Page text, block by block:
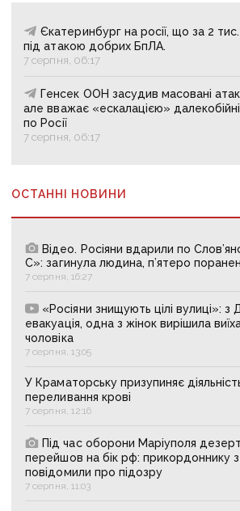
Єкатеринбург на росії, що за 2 тис.
під атакою добрих БпЛА.
7 серпня, 06:17
Генсек ООН засудив масовані
але вважає «ескалацією»
по Росії
7 серпня, 06:17
ОСТАННІ НОВИНИ
Відео. Росіяни вдарили по
С»: загинула людина, п’ятеро
7 серпня, 16:27
«Росіяни знищують цілі вулиці»: з
евакуація, одна з жінок вирішила
чоловіка
7 серпня, 13:05
У Краматорську призупиняє
переливання крові
7 серпня, 12:16
Під час оборони Маріуполя
перейшов на бік рф: прикордоннику з
повідомили про підозру
7 серпня, 11:03